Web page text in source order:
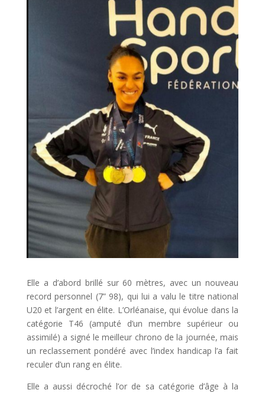
Elle a d’abord brillé sur 60 mètres, avec un nouveau
record personnel (7” 98), qui lui a valu le titre national
U20 et l’argent en élite. L’Orléanaise, qui évolue dans la
catégorie T46 (amputé d’un membre supérieur ou
assimilé) a signé le meilleur chrono de la journée, mais
un reclassement pondéré avec l’index handicap l’a fait
reculer d’un rang en élite.
Elle a aussi décroché l’or de sa catégorie d’âge à la